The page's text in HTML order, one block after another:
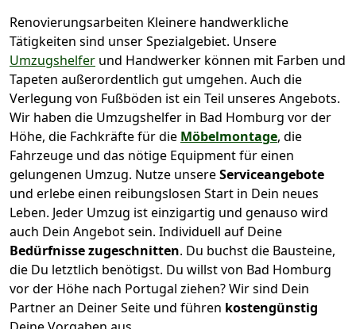
Renovierungsarbeiten Kleinere handwerkliche
Tätigkeiten sind unser Spezialgebiet. Unsere
Umzugshelfer und Handwerker können mit Farben und
Tapeten außerordentlich gut umgehen. Auch die
Verlegung von Fußböden ist ein Teil unseres Angebots.
Wir haben die Umzugshelfer in Bad Homburg vor der
Höhe, die Fachkräfte für die Möbelmontage, die
Fahrzeuge und das nötige Equipment für einen
gelungenen Umzug. Nutze unsereServiceangebote
und erlebe einen reibungslosen Start in Dein neues
Leben. Jeder Umzug ist einzigartig und genauso wird
auch Dein Angebot sein. Individuell auf Deine
Bedürfnisse zugeschnitten. Du buchst die Bausteine,
die Du letztlich benötigst. Du willst von Bad Homburg
vor der Höhe nach Portugal ziehen? Wir sind Dein
Partner an Deiner Seite und führen kostengünstig